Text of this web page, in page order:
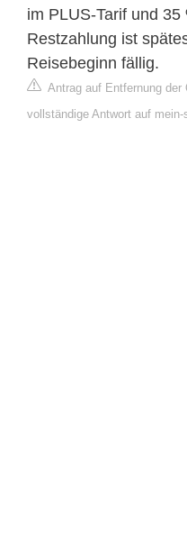
im PLUS-Tarif und
Restzahlung ist
Reisebeginn fällig.
Antrag auf Entfernung der
vollständige Antwort auf